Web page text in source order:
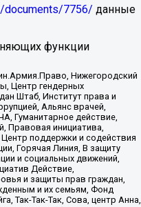
documents/7756/ данные
функции
Нижегородский
Центр гендерных
Штаб, Институт права и
Альянс врачей,
Гуманитарное действие,
Правовая инициатива,
поддержки и содействия
Горячая Линия, В защиту
и социальных движений,
Действие,
и защиты прав граждан,
и их семьям, Фонд
Так-Так-Так, Сова, центр Анна,